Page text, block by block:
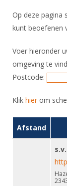
Op deze pagina
kunt beoefenen
Voer hieronder
omgeving te
Postcode:
Klik hier om
Afstand